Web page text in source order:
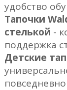
удобство
Тапочки
стелькой -
поддержка
Детские